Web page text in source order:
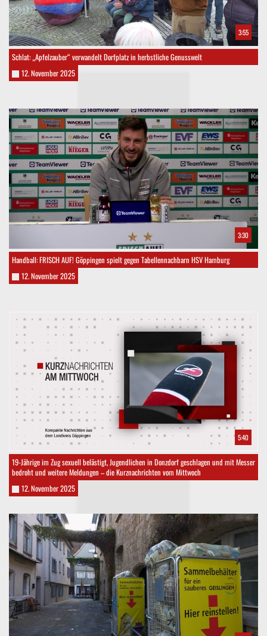
3:55
Schlat: „Apfelzauber“ verwandelt Dorfplatz in herbstliche Genusswelt
12. November 2025
3:30
Handball: FRISCH AUF! Göppingen spielt gegen Tabellennachbarn HSV Hamburg
12. November 2025
5:40
19-Jährige im Zug sexuell belästigt, Jugendlichen in Donzdorf geschlagen und mit Messer
bedroht und weitere Meldungen – die Kurznachrichten vom Mittwoch
12. November 2025